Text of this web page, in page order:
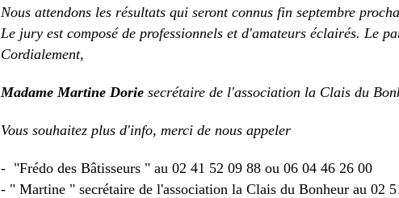
Nous attendons les résultats qui seront connus fin septembre
Le jury est composé de professionnels et d'amateurs éclairés. Le
Cordialement,
Madame Martine Doriesecrétaire de l'association la Clais du
Vous souhaitez plus d'info, merci de nous appeler
- "Frédo des Bâtisseurs " au 02 41 52 09 88 ou 06 04 46 26 00
- " Martine " secrétaire de l'association la Clais du Bonheurau 02